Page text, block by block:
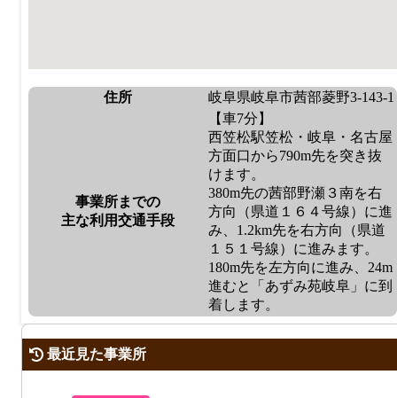
住所 岐阜県岐阜市茜部菱野3-143-1
事業所までの
主な利用交通手段
【車7分】
西笠松駅笠松・岐阜・名古屋
方面口から790m先を突き抜
けます。
380m先の茜部野瀬３南を右
方向（県道１６４号線）に進
み、1.2km先を右方向（県道
１５１号線）に進みます。
180m先を左方向に進み、24m
進むと「あずみ苑岐阜」に到
着します。
最近見た事業所